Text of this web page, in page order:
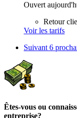
Ouvert
Retour
Voir les tarifs
Suivant6
Êtes-vous ou
entreprise?